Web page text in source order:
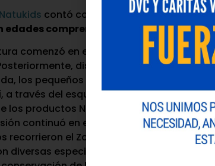
Natukids contó con una variada
comprendidas entre los 6 y hasta
comenzó en el Parque del Este de
disfrutaron de una función
los pequeños exploradores visitaron las
a través del esquema “Eco explorando
los productos Natulac, la importancia del
continuó en el Mas Park inflatable,
recorrieron el Zoológico Bararidas de
diversas especies animales,